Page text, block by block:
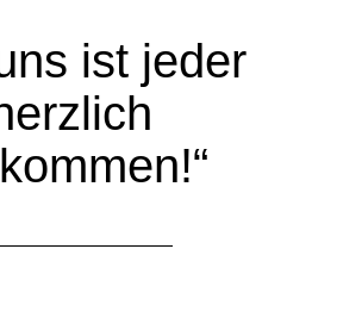
ist jeder